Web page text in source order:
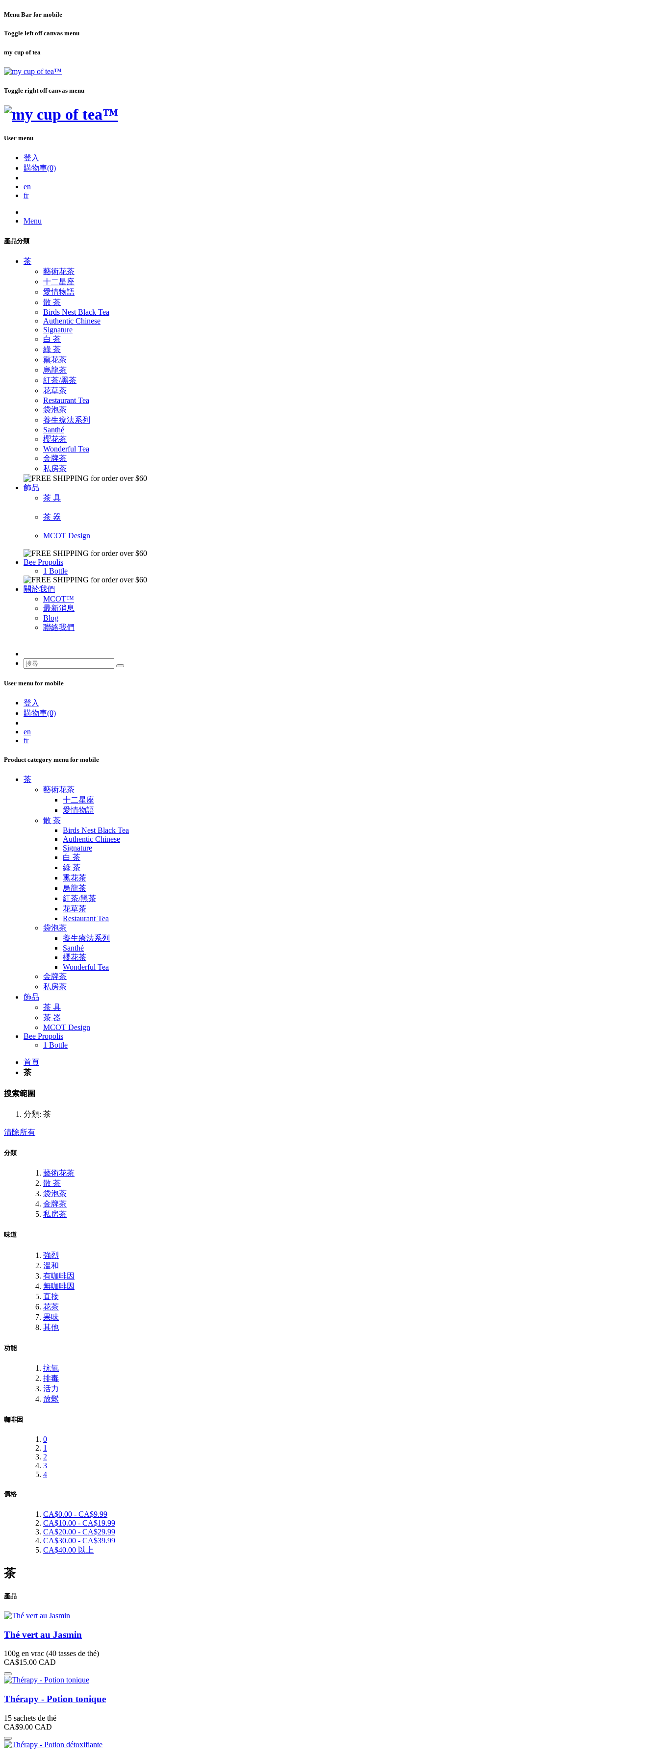
Menu Bar for mobile
Toggle left off canvas menu
my cup of tea
Toggle right off canvas menu
User menu
登入
購物車(0)
en
fr
Menu
產品分類
茶
藝術花茶
十二星座
愛情物語
散 茶
Birds Nest Black Tea
Authentic Chinese
Signature
白 茶
綠 茶
熏花茶
烏龍茶
紅茶/黑茶
花草茶
Restaurant Tea
袋泡茶
養生療法系列
Santhé
櫻花茶
Wonderful Tea
金牌茶
私房茶
飾品
茶 具
茶 器
MCOT Design
Bee Propolis
1 Bottle
關於我們
MCOT™
最新消息
Blog
聯絡我們
User menu for mobile
登入
購物車(0)
en
fr
Product category menu for mobile
茶
藝術花茶
十二星座
愛情物語
散 茶
Birds Nest Black Tea
Authentic Chinese
Signature
白 茶
綠 茶
熏花茶
烏龍茶
紅茶/黑茶
花草茶
Restaurant Tea
袋泡茶
養生療法系列
Santhé
櫻花茶
Wonderful Tea
金牌茶
私房茶
飾品
茶 具
茶 器
MCOT Design
Bee Propolis
1 Bottle
首頁
茶
搜索範圍
分類: 茶
清除所有
分類
藝術花茶
散 茶
袋泡茶
金牌茶
私房茶
味道
強烈
溫和
有咖啡因
無咖啡因
直接
花茶
果味
其他
功能
抗氧
排毒
活力
放鬆
咖啡因
0
1
2
3
4
價格
CA$0.00 - CA$9.99
CA$10.00 - CA$19.99
CA$20.00 - CA$29.99
CA$30.00 - CA$39.99
CA$40.00 以上
茶
產品
Thé vert au Jasmin
100g en vrac (40 tasses de thé)
CA$15.00 CAD
Thérapy - Potion tonique
15 sachets de thé
CA$9.00 CAD